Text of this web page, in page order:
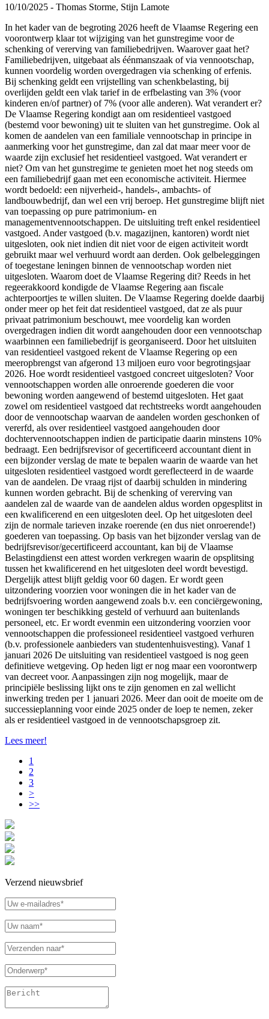
10/10/2025 - Thomas Storme, Stijn Lamote
In het kader van de begroting 2026 heeft de Vlaamse Regering een
voorontwerp klaar tot wijziging van het gunstregime voor de
schenking of vererving van familiebedrijven. Waarover gaat het?
Familiebedrijven, uitgebaat als éénmanszaak of via vennootschap,
kunnen voordelig worden overgedragen via schenking of erfenis.
Bij schenking geldt een vrijstelling van schenkbelasting, bij
overlijden geldt een vlak tarief in de erfbelasting van 3% (voor
kinderen en/of partner) of 7% (voor alle anderen). Wat verandert er?
De Vlaamse Regering kondigt aan om residentieel vastgoed
(bestemd voor bewoning) uit te sluiten van het gunstregime. Ook al
komen de aandelen van een familiale vennootschap in principe in
aanmerking voor het gunstregime, dan zal dat maar meer voor de
waarde zijn exclusief het residentieel vastgoed. Wat verandert er
niet? Om van het gunstregime te genieten moet het nog steeds om
een familiebedrijf gaan met een economische activiteit. Hiermee
wordt bedoeld: een nijverheid-, handels-, ambachts- of
landbouwbedrijf, dan wel een vrij beroep. Het gunstregime blijft niet
van toepassing op pure patrimonium- en
managementvennootschappen. De uitsluiting treft enkel residentieel
vastgoed. Ander vastgoed (b.v. magazijnen, kantoren) wordt niet
uitgesloten, ook niet indien dit niet voor de eigen activiteit wordt
gebruikt maar wel verhuurd wordt aan derden. Ook gelbeleggingen
of toegestane leningen binnen de vennootschap worden niet
uitgesloten. Waarom doet de Vlaamse Regering dit? Reeds in het
regeerakkoord kondigde de Vlaamse Regering aan fiscale
achterpoortjes te willen sluiten. De Vlaamse Regering doelde daarbij
onder meer op het feit dat residentieel vastgoed, dat ze als puur
privaat patrimonium beschouwt, mee voordelig kan worden
overgedragen indien dit wordt aangehouden door een vennootschap
waarbinnen een familiebedrijf is georganiseerd. Door het uitsluiten
van residentieel vastgoed rekent de Vlaamse Regering op een
meeropbrengst van afgerond 13 miljoen euro voor begrotingsjaar
2026. Hoe wordt residentieel vastgoed concreet uitgesloten? Voor
vennootschappen worden alle onroerende goederen die voor
bewoning worden aangewend of bestemd uitgesloten. Het gaat
zowel om residentieel vastgoed dat rechtstreeks wordt aangehouden
door de vennootschap waarvan de aandelen worden geschonken of
vererfd, als over residentieel vastgoed aangehouden door
dochtervennootschappen indien de participatie daarin minstens 10%
bedraagt. Een bedrijfsrevisor of gecertificeerd accountant dient in
een bijzonder verslag de mate te bepalen waarin de waarde van het
uitgesloten residentieel vastgoed wordt gereflecteerd in de waarde
van de aandelen. De vraag rijst of daarbij schulden in mindering
kunnen worden gebracht. Bij de schenking of vererving van
aandelen zal de waarde van de aandelen aldus worden opgesplitst in
een kwalificerend en een uitgesloten deel. Op het uitgesloten deel
zijn de normale tarieven inzake roerende (en dus niet onroerende!)
goederen van toepassing. Op basis van het bijzonder verslag van de
bedrijfsrevisor/gecertificeerd accountant, kan bij de Vlaamse
Belastingdienst een attest worden verkregen waarin de opsplitsing
tussen het kwalificerend en het uitgesloten deel wordt bevestigd.
Dergelijk attest blijft geldig voor 60 dagen. Er wordt geen
uitzondering voorzien voor woningen die in het kader van de
bedrijfsvoering worden aangewend zoals b.v. een conciërgewoning,
woningen ter beschikking gesteld of verhuurd aan buitenlands
personeel, etc. Er wordt evenmin een uitzondering voorzien voor
vennootschappen die professioneel residentieel vastgoed verhuren
(b.v. professionele aanbieders van studentenhuisvesting). Vanaf 1
januari 2026 De uitsluiting van residentieel vastgoed is nog geen
definitieve wetgeving. Op heden ligt er nog maar een voorontwerp
van decreet voor. Aanpassingen zijn nog mogelijk, maar de
principiële beslissing lijkt ons te zijn genomen en zal wellicht
inwerking treden per 1 januari 2026. Meer dan ooit de moeite om de
successieplanning voor einde 2025 onder de loep te nemen, zeker
als er residentieel vastgoed in de vennootschapsgroep zit.
Lees meer!
1
2
3
>
>>
Verzend nieuwsbrief